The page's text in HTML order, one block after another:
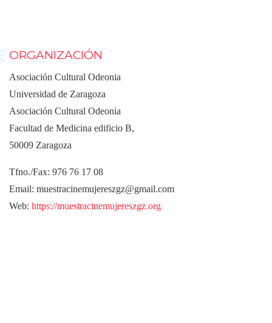
ORGANIZACIÓN
Asociación Cultural Odeonia
Universidad de Zaragoza
Asociación Cultural Odeonia
Facultad de Medicina edificio B,
50009 Zaragoza
Tfno./Fax: 976 76 17 08
Email: muestracinemujereszgz@gmail.com
Web: https://muestracinemujereszgz.org